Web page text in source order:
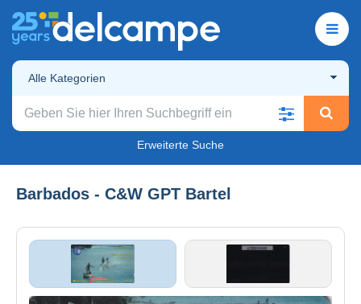
Alle Kategorien
Erweiterte Suche
Barbados - C&W GPT Bartel